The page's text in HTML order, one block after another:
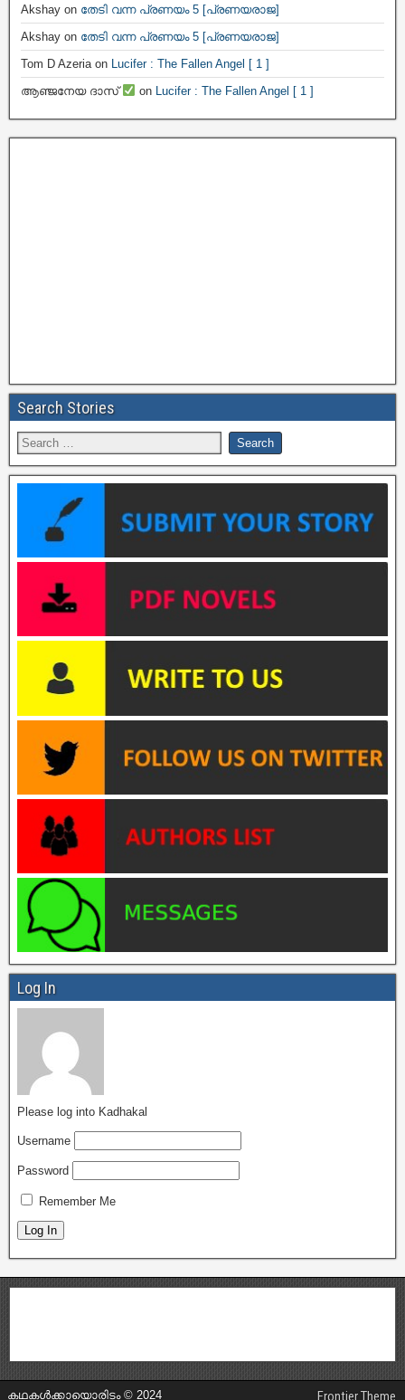
Akshay on തേടി വന്ന പ്രണയം 5 [പ്രണയരാജ]
Akshay on തേടി വന്ന പ്രണയം 5 [പ്രണയരാജ]
Tom D Azeriaon Lucifer : The Fallen Angel [ 1 ]
ആഞ്ജനേയ ദാസ്
on Lucifer : The Fallen Angel [ 1 ]
Search Stories
Log In
Please log into Kadhakal
Username
Password
Remember Me
കഥകൾക്കായൊരിടം © 2024 Frontier Theme